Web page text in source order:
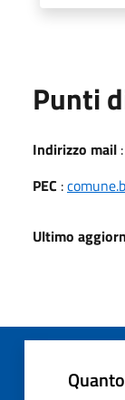
Punti
Indirizzo mail :
PEC :
Ultimo